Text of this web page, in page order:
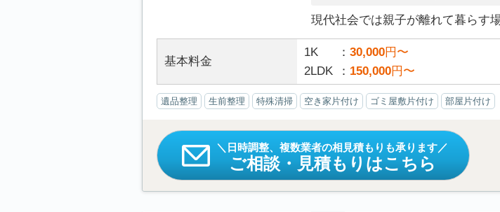
現代社会では親子が離れて暮らす
基本料金
1K 30,000円〜
2LDK
150,000円〜
遺品整理 生前整理 特殊清掃 空き家片付け ゴミ屋敷片付け 部屋片付け
日時調整、複数業者の相見積もりも承ります
ご相談・見積もりはこちら